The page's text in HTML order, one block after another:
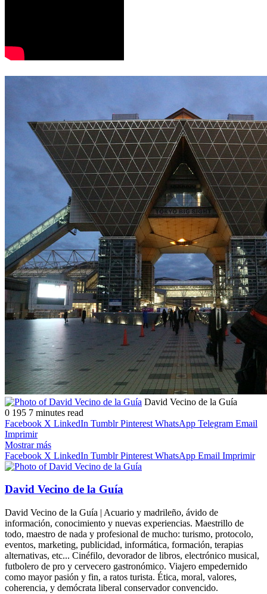
David Vecino de la Guía
X
email
0 195 7 minutes read
Facebook X LinkedIn Tumblr Pinterest WhatsApp Telegram Email
Imprimir
Mostrar más
Facebook X LinkedIn Tumblr Pinterest WhatsApp Email Imprimir
David Vecino de la Guía
David Vecino de la Guía | Acuario y madrileño, ávido de
información, conocimiento y nuevas experiencias. Maestrillo de
todo, maestro de nada y profesional de mucho: turismo, protocolo,
eventos, marketing, publicidad, informática, formación, terapias
alternativas, etc... Cinéfilo, devorador de libros, electrónico musical,
futbolero de pro y cervecero gastronómico. Viajero empedernido
como mayor pasión y fin, a ratos turista. Ética, moral, valores,
coherencia, y demócrata liberal conservador convencido.